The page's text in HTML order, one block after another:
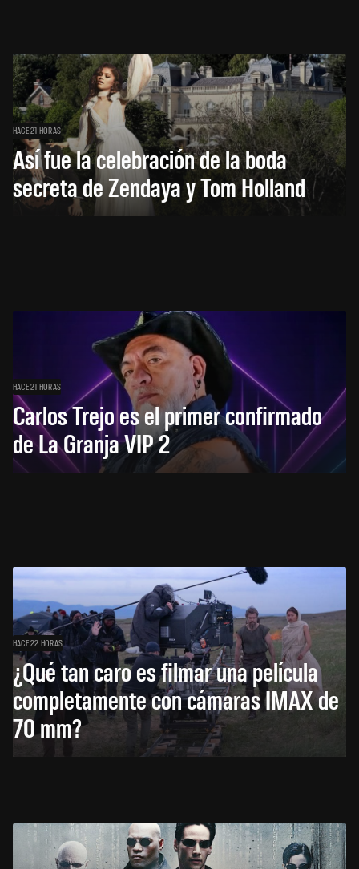
HACE 21 HORAS
Así fue la celebración de la boda
secreta de Zendaya y Tom Holland
HACE 21 HORAS
Carlos Trejo es el primer confirmado
de La Granja VIP 2
HACE 22 HORAS
¿Qué tan caro es filmar una película
completamente con cámaras IMAX de
70 mm?